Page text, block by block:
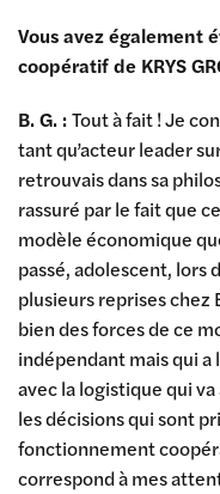
Vous avez également
coopératif de KRYS
B. G. :Tout à fait ! Je
tant qu’acteur leader
retrouvais dans sa
rassuré par le fait que
modèle économique
passé, adolescent, lors
plusieurs reprises chez
bien des forces de ce
indépendant mais qui a
avec la logistique qui
les décisions qui sont
fonctionnement
correspond à mes